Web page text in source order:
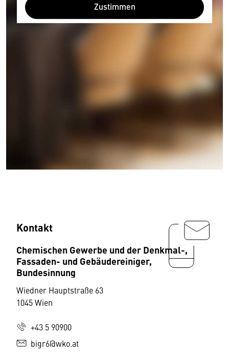
Zustimmen
Kontakt
Chemischen Gewerbe und der Denkmal-,
Fassaden- und Gebäudereiniger,
Bundesinnung
Wiedner Hauptstraße 63
1045 Wien
+43 5 90900
bigr6@wko.at